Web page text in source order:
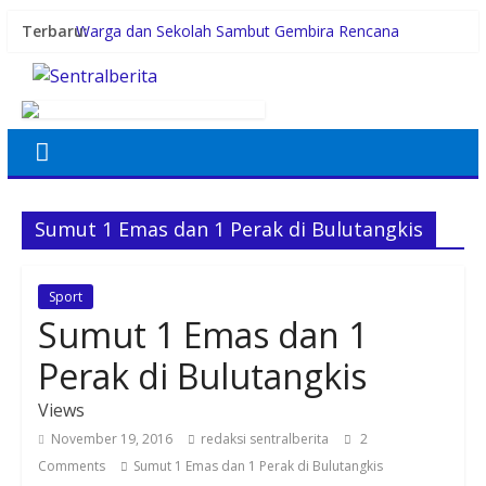
Terbaru:Warga dan Sekolah Sambut Gembira Rencana
Utara
Diamankan Sat Intelkam Polres Sergai
Gubernur Bobby Nasution Siapkan Rumah Produksi
Lomba Foto LRT Hadirkan Hadiah Menarik, Ini
Syaratnya
Sumut 1 Emas dan 1 Perak di Bulutangkis
Sport
Sumut 1 Emas dan 1
Perak di Bulutangkis
Views
November 19, 2016 redaksi sentralberita
2
Comments
Sumut 1 Emas dan 1 Perak di Bulutangkis